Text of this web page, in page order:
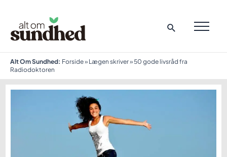
indholdet
Alt Om Sundhed: Forside» Lægen skriver»50 gode livsråd fra
Radiodoktoren